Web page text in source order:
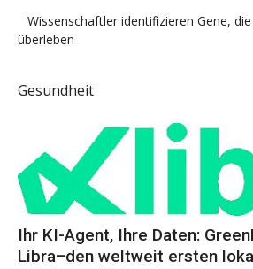
Wissenschaftler identifizieren Gene,
überleben
Gesundheit
Ihr KI-Agent, Ihre Daten:
Libra–den weltweit ersten